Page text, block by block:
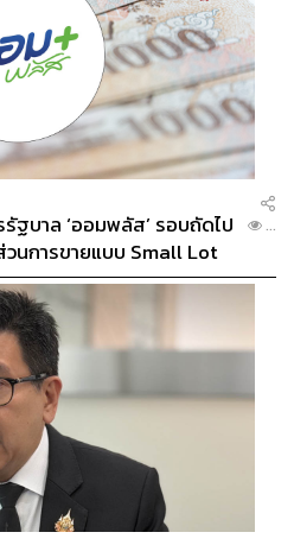
ฐบาล ‘ออมพลัส’ รอบถัดไป
นการขายแบบ Small Lot
...